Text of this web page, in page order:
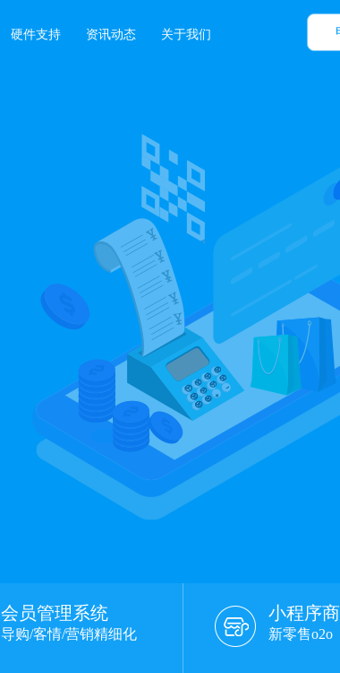
硬件支持 资讯动态 关于我们
会员管理系统
导购/客情/营销精细化
小程序
新零售o2o